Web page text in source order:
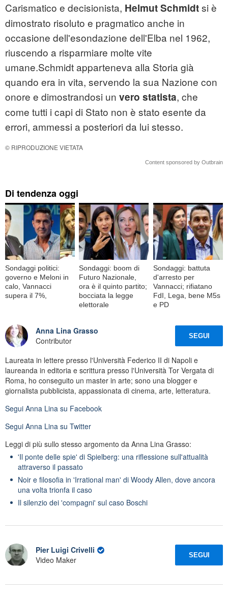
Carismatico e decisionista, Helmut Schmidtsi è
dimostrato risoluto e pragmatico anche in
occasione dell'esondazione dell'Elba nel 1962,
riuscendo a risparmiare molte vite
umane.Schmidt apparteneva alla Storia già
quando era in vita, servendo la sua Nazione con
onore e dimostrandosi un vero statista, che
come tutti i capi di Stato non è stato esente da
errori, ammessi a posteriori da lui stesso.
© RIPRODUZIONE VIETATA
Content sponsored by Outbrain
Di tendenza oggi
Sondaggi politici:
governo e Meloni in
calo, Vannacci
supera il 7%,
Sondaggi: boom di
Futuro Nazionale,
ora è il quinto partito;
bocciata la legge
elettorale
Sondaggi: battuta
d'arresto per
Vannacci; rifiatano
FdI, Lega, bene M5s
e PD
Anna Lina Grasso
Contributor
SEGUI
Laureata in lettere presso l'Università Federico II di Napoli e
laureanda in editoria e scrittura presso l'Università Tor Vergata di
Roma, ho conseguito un master in arte; sono una blogger e
giornalista pubblicista, appassionata di cinema, arte, letteratura.
Segui Anna Lina su Facebook
Segui Anna Lina su Twitter
Leggi di più sullo stesso argomento da Anna Lina Grasso:
'Il ponte delle spie' di Spielberg: una riflessione sull'attualità
attraverso il passato
Noir e filosofia in 'Irrational man' di Woody Allen, dove ancora
una volta trionfa il caso
Il silenzio dei 'compagni' sul caso Boschi
Pier Luigi Crivelli
Video Maker
SEGUI